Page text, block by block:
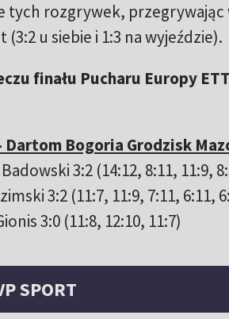
tych rozgrywek,
u siebie i 1:3 na wyjeździe).
finału Pucharu Europy
Dartom Bogoria Grodzisk
3:2 (14:12, 8:11, 11:9,
3:2 (11:7, 11:9, 7:11, 6:11,
3:0 (11:8, 12:10, 11:7)
SPORT